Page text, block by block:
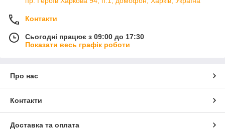
Контакти
Сьогодні працює з 09:00 до 17:30
Показати весь графік роботи
Про нас
Контакти
Доставка та оплата